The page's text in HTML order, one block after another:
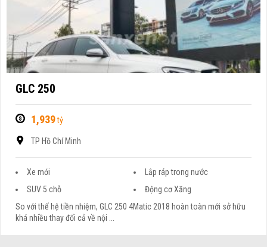
GLC 250
1,939tỷ
TP Hồ Chí Minh
Xe mới
Lắp ráp trong nước
SUV 5 chỗ
Động cơ Xăng
So với thế hệ tiền nhiệm, GLC 250 4Matic 2018 hoàn toàn mới sở hữu
khá nhiều thay đổi cả về nội ...